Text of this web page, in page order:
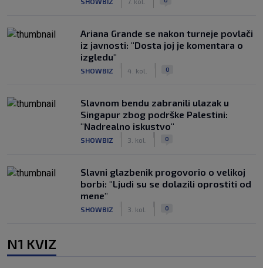
Ariana Grande se nakon turneje povlači
iz javnosti: "Dosta joj je komentara o
izgledu"
SHOWBIZ 4. kol. 0
Slavnom bendu zabranili ulazak u
Singapur zbog podrške Palestini:
"Nadrealno iskustvo"
SHOWBIZ 3. kol. 0
Slavni glazbenik progovorio o velikoj
borbi: "Ljudi su se dolazili oprostiti od
mene"
SHOWBIZ 3. kol. 0
N1 KVIZ